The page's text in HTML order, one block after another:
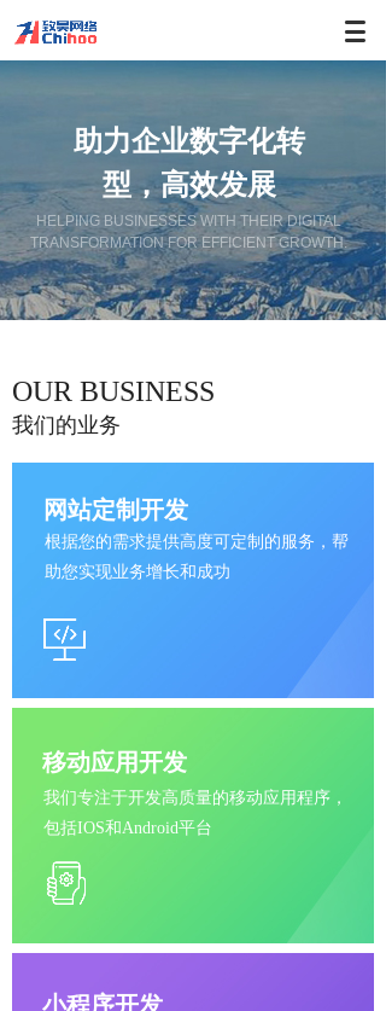
助力企业数字化转
型，高效发展
HELPING BUSINESSES WITH THEIR DIGITAL
TRANSFORMATION FOR EFFICIENT GROWTH.
小程序开发
网站定制开发
根据您的需求提供高度可定制的服务，帮
助您实现业务增长和成功
OUR BUSINESS
我们的业务
我们专注于开发高质量的移动应用程序，
包括IOS和Android平台
移动应用开发